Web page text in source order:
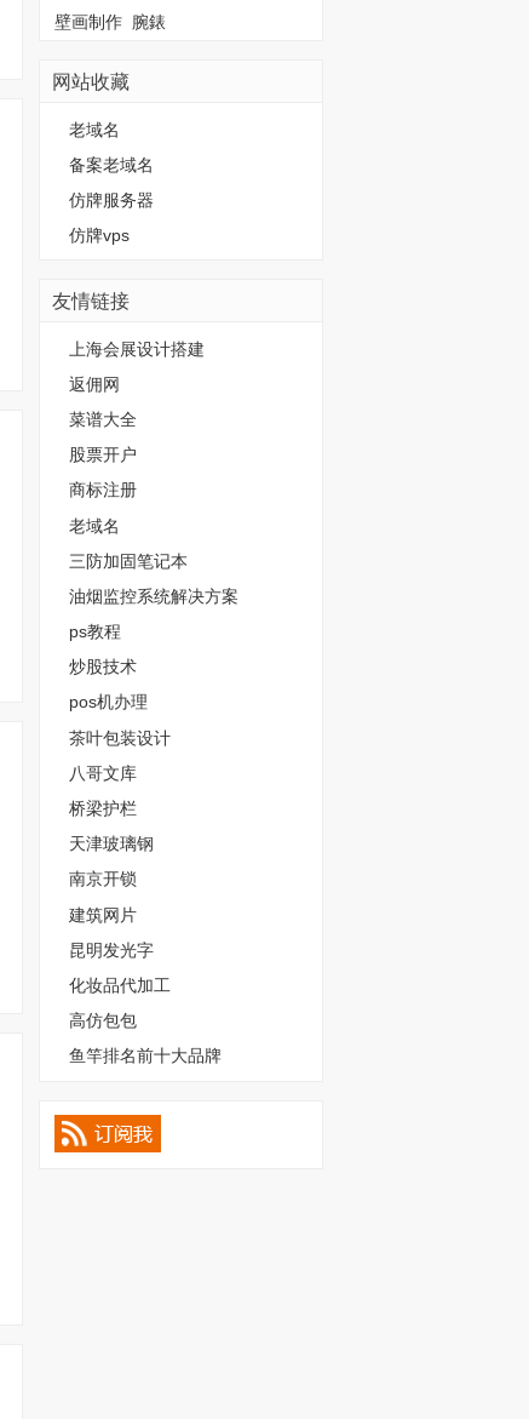
壁画制作 腕錶
网站收藏
老域名
备案老域名
仿牌服务器
仿牌vps
友情链接
上海会展设计搭建
返佣网
菜谱大全
股票开户
商标注册
老域名
三防加固笔记本
油烟监控系统解决方案
ps教程
炒股技术
pos机办理
茶叶包装设计
八哥文库
桥梁护栏
天津玻璃钢
南京开锁
建筑网片
昆明发光字
化妆品代加工
高仿包包
鱼竿排名前十大品牌